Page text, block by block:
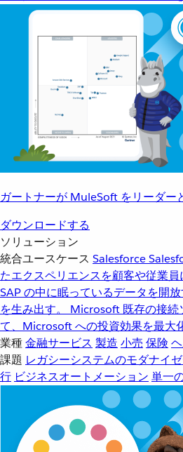
ガートナーが MuleSoft をリーダー
ダウンロードする
ソリューション
統合ユースケース Salesforce
たエクスペリエンスを顧客や従業員
SAP の中に眠っているデータを開
を生み出す。
Microsoft 既存の接続
て、Microsoft への投資効果を最大
業種金融サービス 製造 小売 保険
課題 レガシーシステムのモダナイ
行 ビジネスオートメーション 単一